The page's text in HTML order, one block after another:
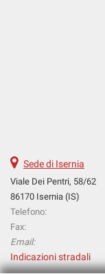
Sede di Isernia
Viale Dei Pentri, 58/62
86170 Isernia (IS)
Telefono:
Fax:
Email:
Indicazioni stradali